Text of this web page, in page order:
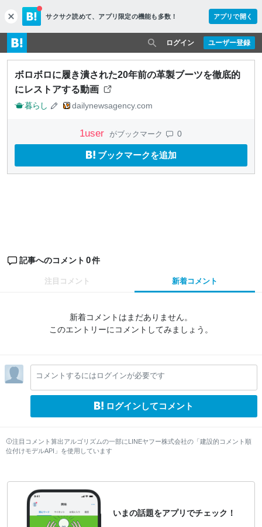
c
l
o
s
e
サクサク読めて、 アプリ限定の機能も多数！ アプリで開く
ユーザー登録
ログイン
ボロボロに履き潰された20年前の革製ブーツを徹底的
にレストアする動画
暮らし dailynewsagency.com
1user がブックマーク 0
ブックマークを追加
記事へのコメント 0件
注目コメント 新着コメント
新着コメントはまだありません。
このエントリーにコメントしてみましょう。
コメントするにはログインが必要です
ログインしてコメント
注目コメント算出アルゴリズムの一部にLINEヤフー株式会社の「建設的コメント順
位付けモデルAPI」を使用しています
いまの話題をアプリでチェック！